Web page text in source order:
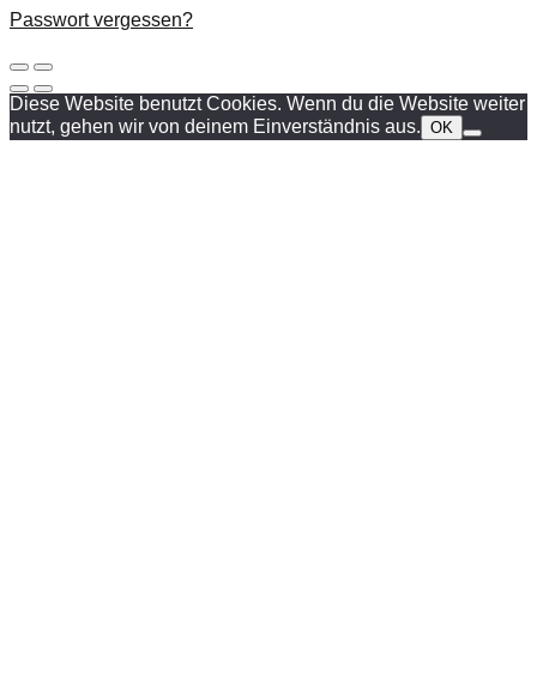
Passwort vergessen?
Diese Website benutzt Cookies. Wenn du die Website weiter
nutzt, gehen wir von deinem Einverständnis aus. OK